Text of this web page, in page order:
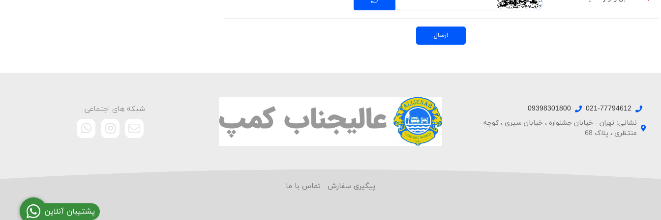
ارسال
021-77794612
09398301800
نشانی: تهران - خیابان جشنواره ، خیابان سیری ، کوچه
منتظری ، پلاک 68
شبکه های اجتماعی
پیگیری سفارش تماس با ما
پشتیبان آنلاین